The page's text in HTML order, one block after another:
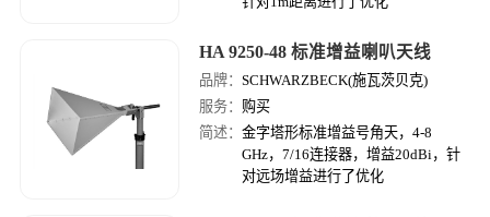
HA 9250-48 标准增益喇叭天线
品牌：SCHWARZBECK(施瓦茨贝克)
服务： 购买
简述：金字塔形标准增益号角天，4-8
GHz，7/16连接器，增益20dBi，针
对远场增益进行了优化